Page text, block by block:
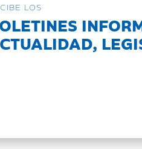
LOS